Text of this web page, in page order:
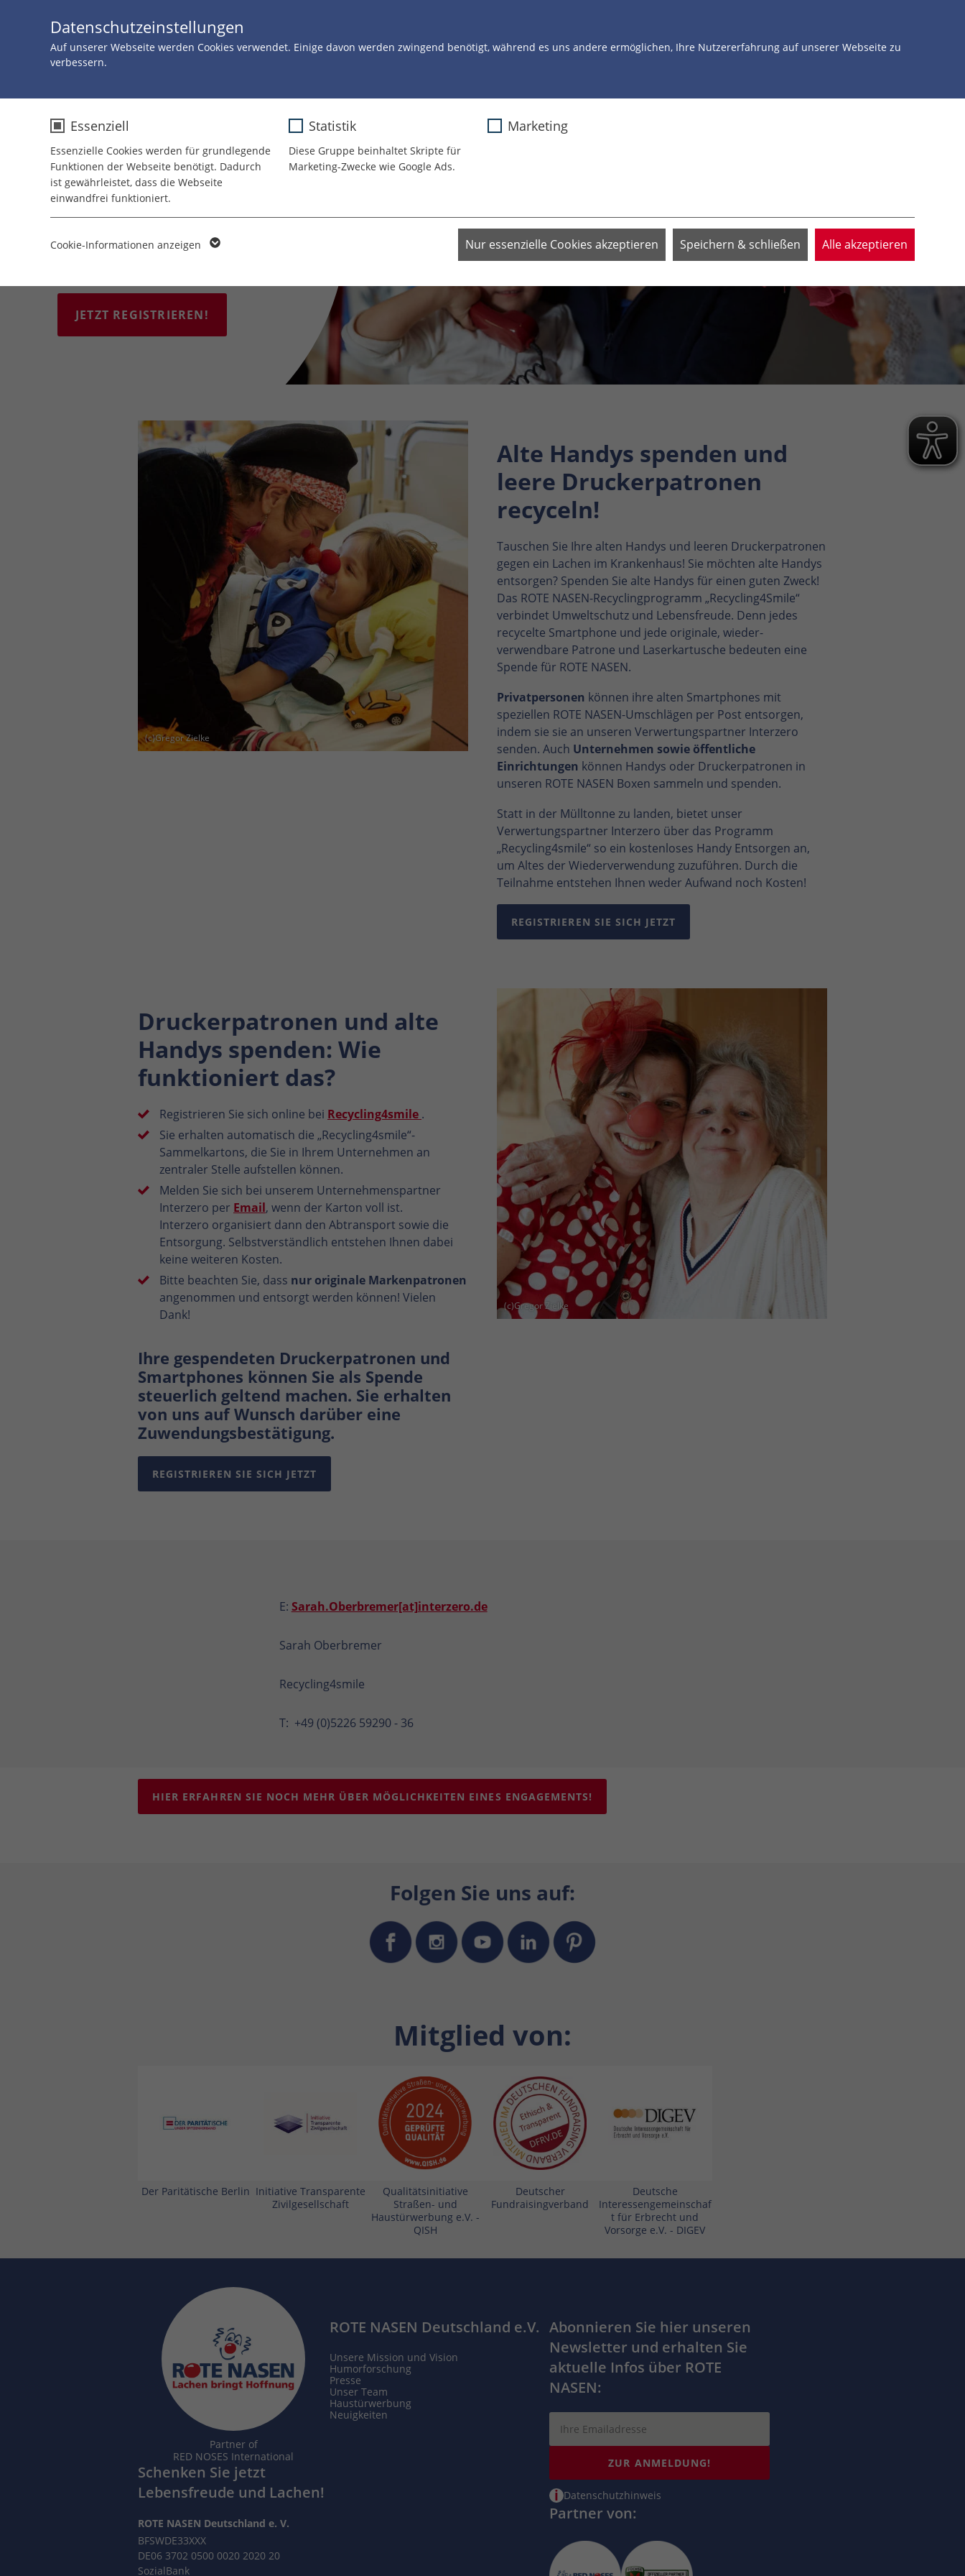
JETZT SPENDEN
Alte Handys und
Druckerpatronen
spenden
Mit ROTE NASEN Recycling4Smile kranken Kinder
JETZT REGISTRIEREN!
(c)Gregor Zielke
Alte Handys spenden und
leere Druckerpatronen
recyceln!
Tauschen Sie Ihre alten Handys und leeren Druckerpatronen
gegen ein Lachen im Krankenhaus! Sie möchten alte Handys
entsorgen? Spenden Sie alte Handys für einen guten Zweck!
Das ROTE NASEN-Recyclingprogramm „Recycling4Smile“
verbindet Umweltschutz und Lebensfreude. Denn jedes
recycelte Smartphone und jede originale, wieder-
verwendbare Patrone und Laserkartusche bedeuten eine
Spende für ROTE NASEN.
Privatpersonen können ihre alten Smartphones mit
speziellen ROTE NASEN-Umschlägen per Post entsorgen,
indem sie sie an unseren Verwertungspartner Interzero
senden. Auch Unternehmen sowie öffentliche
Einrichtungen können Handys oder Druckerpatronen in
unseren ROTE NASEN Boxen sammeln und spenden.
Statt in der Mülltonne zu landen, bietet unser
Verwertungspartner Interzero über das Programm
„Recycling4smile“ so ein kostenloses Handy Entsorgen an,
um Altes der Wiederverwendung zuzuführen. Durch die
Teilnahme entstehen Ihnen weder Aufwand noch Kosten!
REGISTRIEREN SIE SICH JETZT
(c)Gregor Zielke
Druckerpatronen und alte
Handys spenden: Wie
funktioniert das?
Registrieren Sie sich online bei Recycling4smile .
Sie erhalten automatisch die „Recycling4smile“-
Sammelkartons, die Sie in Ihrem Unternehmen an
zentraler Stelle aufstellen können.
Melden Sie sich bei unserem Unternehmenspartner
Interzero per Email, wenn der Karton voll ist.
Interzero organisiert dann den Abtransport sowie die
Entsorgung. Selbstverständlich entstehen Ihnen dabei
keine weiteren Kosten.
Bitte beachten Sie, dass nur originale Markenpatronen
angenommen und entsorgt werden können! Vielen
Dank!
Ihre gespendeten Druckerpatronen und
Smartphones können Sie als Spende
steuerlich geltend machen. Sie erhalten
von uns auf Wunsch darüber eine
Zuwendungsbestätigung.
REGISTRIEREN SIE SICH JETZT
E: Sarah.Oberbremer[at]interzero.de
Sarah Oberbremer
Recycling4smile
T: +49 (0)5226 59290 - 36
HIER ERFAHREN SIE NOCH MEHR ÜBER MÖGLICHKEITEN EINES ENGAGEMENTS!
Folgen Sie uns auf:
Mitglied von:
Der Paritätische Berlin Initiative Transparente
Zivilgesellschaft
Qualitätsinitiative
Straßen- und
Haustürwerbung e.V. -
QISH
Deutscher
Fundraisingverband
Deutsche
Interessengemeinschaf
t für Erbrecht und
Vorsorge e.V. - DIGEV
Partner of
RED NOSES International
Schenken Sie jetzt
Lebensfreude und Lachen!
ROTE NASEN Deutschland e. V.
BFSWDE33XXX
DE06 3702 0500 0020 2020 20
SozialBank
ROTE NASEN Deutschland e.V.
Unsere Mission und Vision
Humorforschung
Presse
Unser Team
Haustürwerbung
Neuigkeiten
Abonnieren Sie hier unseren
Newsletter und erhalten Sie
aktuelle Infos über ROTE
NASEN:
ZUR ANMELDUNG!
i Datenschutzhinweis
Partner von:
Datenschutzeinstellungen
Auf unserer Webseite werden Cookies verwendet. Einige davon werden zwingend benötigt, während es uns andere ermöglichen, Ihre Nutzererfahrung auf unserer Webseite zu
verbessern.
Essenziell
Essenzielle Cookies werden für grundlegende
Funktionen der Webseite benötigt. Dadurch
ist gewährleistet, dass die Webseite
einwandfrei funktioniert.
Laufzeit 1 Jahr
um Ihre Cookie-Einstellungen
TYPO3
Dieser Wert speichert Ihre
Consent-Einstellungen. Unter
historische Speicherung Ihrer
vorgenommen Einstellungen,
falls der Webseiten-Betreiber
dies eingestellt hat.
Statistik
Diese Gruppe beinhaltet Skripte für
Marketing-Zwecke wie Google Ads.
Marketing
Cookie-Informationen anzeigen Nur essenzielle Cookies akzeptieren Speichern & schließen Alle akzeptieren